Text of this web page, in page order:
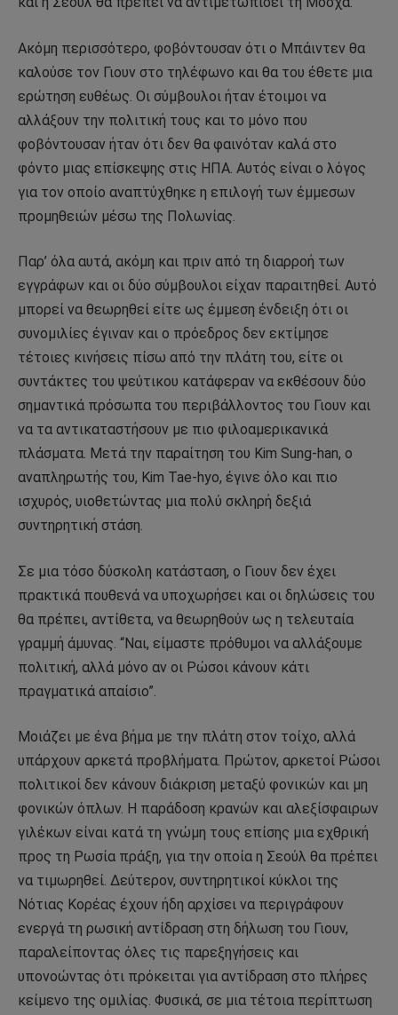
Ακόμη περισσότερο, φοβόντουσαν ότι ο Μπάιντεν θα
καλούσε τον Γιουν στο τηλέφωνο και θα του έθετε μια
ερώτηση ευθέως. Οι σύμβουλοι ήταν έτοιμοι να
αλλάξουν την πολιτική τους και το μόνο που
φοβόντουσαν ήταν ότι δεν θα φαινόταν καλά στο
φόντο μιας επίσκεψης στις ΗΠΑ. Αυτός είναι ο λόγος
για τον οποίο αναπτύχθηκε η επιλογή των έμμεσων
προμηθειών μέσω της Πολωνίας.
Παρ’ όλα αυτά, ακόμη και πριν από τη διαρροή των
εγγράφων και οι δύο σύμβουλοι είχαν παραιτηθεί. Αυτό
μπορεί να θεωρηθεί είτε ως έμμεση ένδειξη ότι οι
συνομιλίες έγιναν και ο πρόεδρος δεν εκτίμησε
τέτοιες κινήσεις πίσω από την πλάτη του, είτε οι
συντάκτες του ψεύτικου κατάφεραν να εκθέσουν δύο
σημαντικά πρόσωπα του περιβάλλοντος του Γιουν και
να τα αντικαταστήσουν με πιο φιλοαμερικανικά
πλάσματα. Μετά την παραίτηση του Kim Sung-han, ο
αναπληρωτής του, Kim Tae-hyo, έγινε όλο και πιο
ισχυρός, υιοθετώντας μια πολύ σκληρή δεξιά
συντηρητική στάση.
Σε μια τόσο δύσκολη κατάσταση, ο Γιουν δεν έχει
πρακτικά πουθενά να υποχωρήσει και οι δηλώσεις του
θα πρέπει, αντίθετα, να θεωρηθούν ως η τελευταία
γραμμή άμυνας. “Ναι, είμαστε πρόθυμοι να αλλάξουμε
πολιτική, αλλά μόνο αν οι Ρώσοι κάνουν κάτι
πραγματικά απαίσιο”.
Μοιάζει με ένα βήμα με την πλάτη στον τοίχο, αλλά
υπάρχουν αρκετά προβλήματα. Πρώτον, αρκετοί Ρώσοι
πολιτικοί δεν κάνουν διάκριση μεταξύ φονικών και μη
φονικών όπλων. Η παράδοση κρανών και αλεξίσφαιρων
γιλέκων είναι κατά τη γνώμη τους επίσης μια εχθρική
προς τη Ρωσία πράξη, για την οποία η Σεούλ θα πρέπει
να τιμωρηθεί. Δεύτερον, συντηρητικοί κύκλοι της
Νότιας Κορέας έχουν ήδη αρχίσει να περιγράφουν
ενεργά τη ρωσική αντίδραση στη δήλωση του Γιουν,
παραλείποντας όλες τις παρεξηγήσεις και
υπονοώντας ότι πρόκειται για αντίδραση στο πλήρες
κείμενο της ομιλίας. Φυσικά, σε μια τέτοια περίπτωση